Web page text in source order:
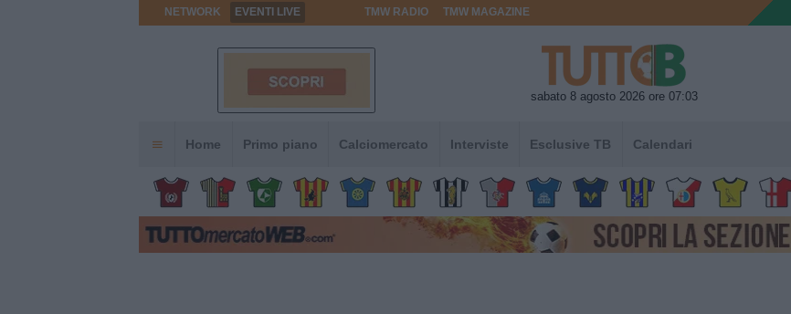
NETWORK EVENTI LIVE TMW RADIO TMW MAGAZINE
sabato 8 agosto 2026 ore 07:03
Home Primo piano Calciomercato Interviste Esclusive TB Calendari